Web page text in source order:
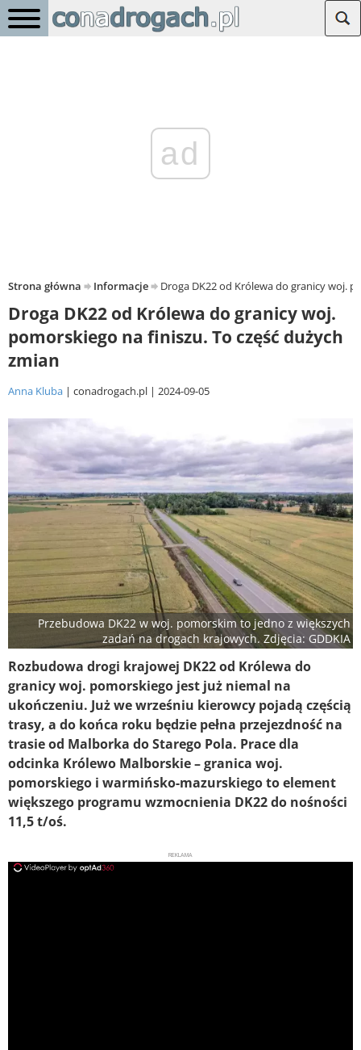
ad
Strona główna Informacje Droga DK22 od Królewa do granicy woj.
Droga DK22 od Królewa do granicy woj.
pomorskiego na finiszu. To część dużych
zmian
Anna Kluba conadrogach.pl 2024-09-05
Przebudowa DK22 w woj. pomorskim to jedno z większych
zadań na drogach krajowych. Zdjęcia: GDDKIA
Rozbudowa drogi krajowej DK22 od Królewa do
granicy woj. pomorskiego jest już niemal na
ukończeniu. Już we wrześniu kierowcy pojadą częścią
trasy, a do końca roku będzie pełna przejezdność na
trasie od Malborka do Starego Pola. Prace dla
odcinka Królewo Malborskie – granica woj.
pomorskiego i warmińsko-mazurskiego to element
większego programu wzmocnienia DK22 do nośności
11,5 t/oś.
REKLAMA